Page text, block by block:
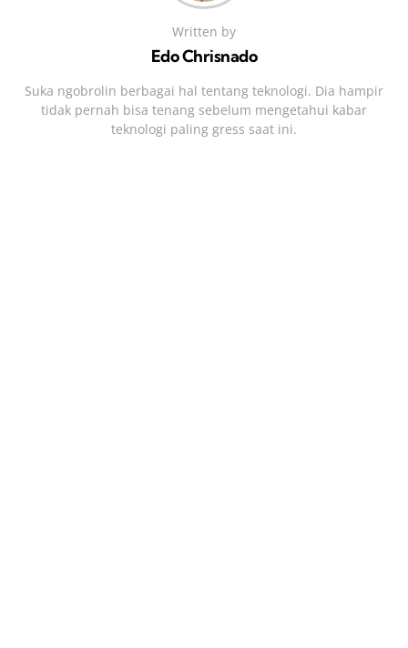
Written by
Edo Chrisnado
Suka ngobrolin berbagai hal tentang teknologi. Dia hampir
tidak pernah bisa tenang sebelum mengetahui kabar
teknologi paling gress saat ini.